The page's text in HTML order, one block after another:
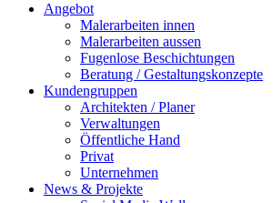
Angebot
Malerarbeiten innen
Malerarbeiten aussen
Fugenlose Beschichtungen
Beratung / Gestaltungskonzepte
Kundengruppen
Architekten / Planer
Verwaltungen
Öffentliche Hand
Privat
Unternehmen
News & Projekte